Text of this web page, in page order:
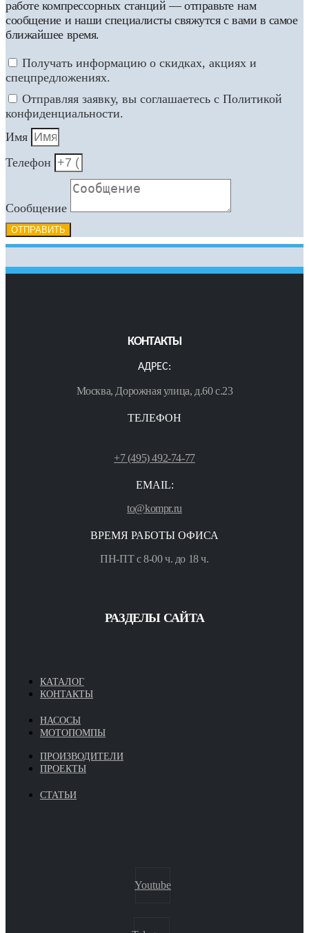
работе компрессорных станций — отправьте нам
сообщение и наши специалисты свяжутся с вами в самое
ближайшее время.
Получать информацию о скидках, акциях и
спецпредложениях.
Отправляя заявку, вы соглашаетесь с Политикой
конфиденциальности.
Имя
Телефон
Сообщение
ОТПРАВИТЬ
КОНТАКТЫ
АДРЕС:
Москва, Дорожная улица, д.60 с.23
ТЕЛЕФОН
+7 (495) 492-74-77
EMAIL:
to@kompr.ru
ВРЕМЯ РАБОТЫ ОФИСА
ПН-ПТ с 8-00 ч. до 18 ч.
РАЗДЕЛЫ САЙТА
КАТАЛОГ
КОНТАКТЫ
НАСОСЫ
МОТОПОМПЫ
ПРОИЗВОДИТЕЛИ
ПРОЕКТЫ
СТАТЬИ
Youtube